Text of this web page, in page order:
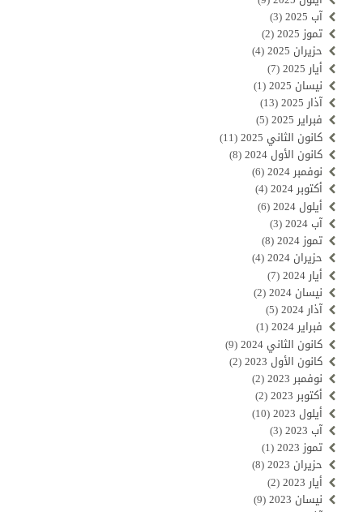
آب 2025
(3)
تموز 2025
(2)
حزيران 2025
(4)
أيار 2025
(7)
نيسان 2025
(1)
آذار 2025
(13)
فبراير 2025
(5)
كانون الثاني 2025
(11)
كانون الأول 2024
(8)
نوفمبر 2024
(6)
أكتوبر 2024
(4)
أيلول 2024
(6)
آب 2024
(3)
تموز 2024
(8)
حزيران 2024
(4)
أيار 2024
(7)
نيسان 2024
(2)
آذار 2024
(5)
فبراير 2024
(1)
كانون الثاني 2024
(9)
كانون الأول 2023
(2)
نوفمبر 2023
(2)
أكتوبر 2023
(2)
أيلول 2023
(10)
آب 2023
(3)
تموز 2023
(1)
حزيران 2023
(8)
أيار 2023
(2)
نيسان 2023
(9)